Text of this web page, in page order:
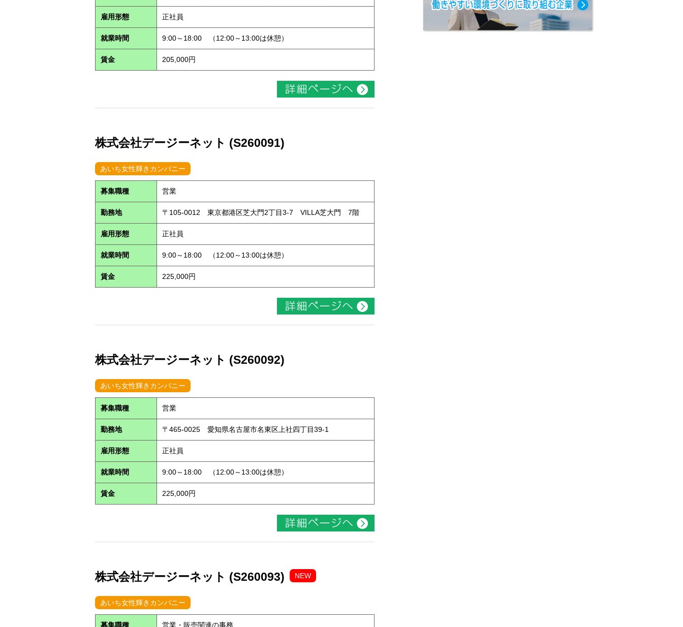
雇用形態 正社員
就業時間 9:00～18:00 （12:00～13:00は休憩）
賃金 205,000円
株式会社デージーネット (S260091)
あいち女性輝きカンパニー
募集職種 営業
勤務地 〒105-0012 東京都港区芝大門2丁目3-7 VILLA芝大門 7階
雇用形態 正社員
就業時間 9:00～18:00 （12:00～13:00は休憩）
賃金 225,000円
株式会社デージーネット (S260092)
あいち女性輝きカンパニー
募集職種 営業
勤務地 〒465-0025 愛知県名古屋市名東区上社四丁目39-1
雇用形態 正社員
就業時間 9:00～18:00 （12:00～13:00は休憩）
賃金 225,000円
株式会社デージーネット (S260093) NEW
あいち女性輝きカンパニー
募集職種 営業・販売関連の事務